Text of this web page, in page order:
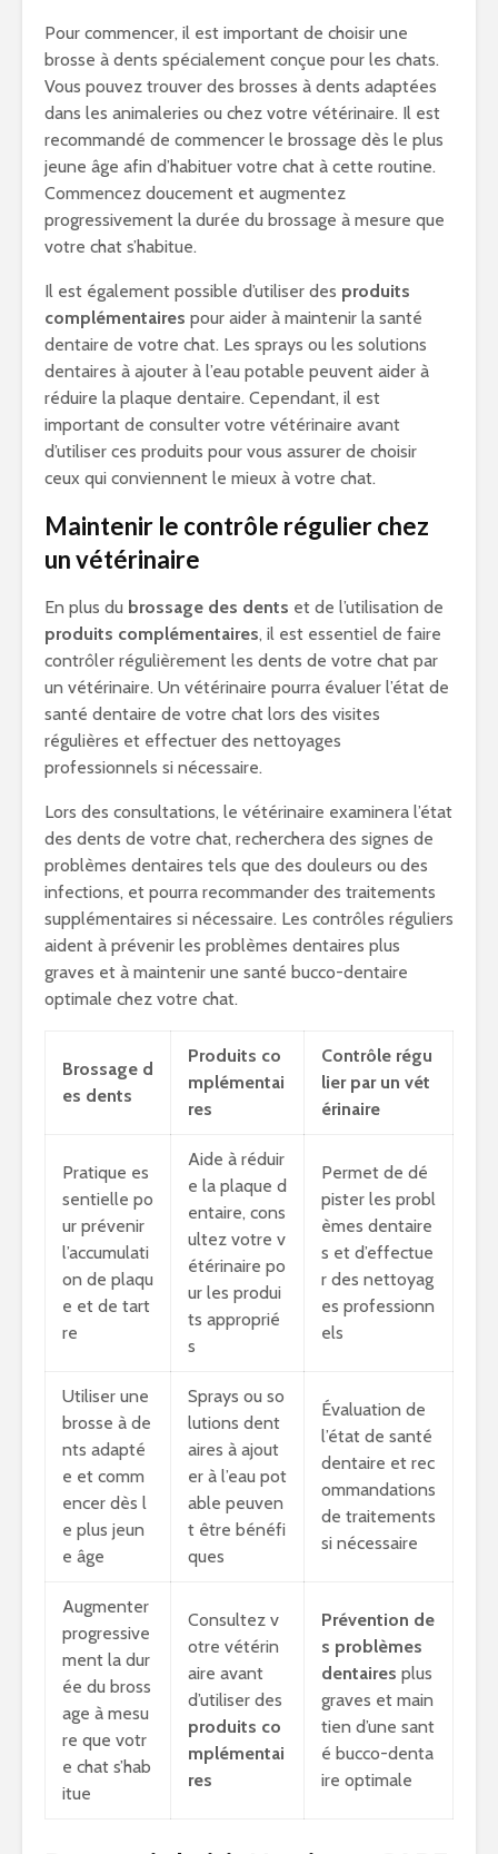
Pour commencer, il est important de choisir une
brosse à dents spécialement conçue pour les chats.
Vous pouvez trouver des brosses à dents adaptées
dans les animaleries ou chez votre vétérinaire. Il est
recommandé de commencer le brossage dès le plus
jeune âge afin d’habituer votre chat à cette routine.
Commencez doucement et augmentez
progressivement la durée du brossage à mesure que
votre chat s’habitue.
Il est également possible d’utiliser des produits
complémentaires pour aider à maintenir la santé
dentaire de votre chat. Les sprays ou les solutions
dentaires à ajouter à l’eau potable peuvent aider à
réduire la plaque dentaire. Cependant, il est
important de consulter votre vétérinaire avant
d’utiliser ces produits pour vous assurer de choisir
ceux qui conviennent le mieux à votre chat.
Maintenir le contrôle régulier chez
un vétérinaire
En plus du brossage des dents et de l’utilisation de
produits complémentaires, il est essentiel de faire
contrôler régulièrement les dents de votre chat par
un vétérinaire. Un vétérinaire pourra évaluer l’état de
santé dentaire de votre chat lors des visites
régulières et effectuer des nettoyages
professionnels si nécessaire.
Lors des consultations, le vétérinaire examinera l’état
des dents de votre chat, recherchera des signes de
problèmes dentaires tels que des douleurs ou des
infections, et pourra recommander des traitements
supplémentaires si nécessaire. Les contrôles réguliers
aident à prévenir les problèmes dentaires plus
graves et à maintenir une santé bucco-dentaire
optimale chez votre chat.
Brossage d
es dents
Produits co
mplémentai
res
Contrôle régu
lier par un vét
érinaire
Pratique es
sentielle po
ur prévenir
l’accumulati
on de plaqu
e et de tart
re
Aide à réduir
e la plaque d
entaire, cons
ultez votre v
étérinaire po
ur les produi
ts approprié
s
Permet de dé
pister les probl
èmes dentaire
s et d’effectue
r des nettoyag
es professionn
els
Utiliser une
brosse à de
nts adapté
e et comm
encer dès l
e plus jeun
e âge
Sprays ou so
lutions dent
aires à ajout
er à l’eau pot
able peuven
t être bénéfi
ques
Évaluation de
l’état de santé
dentaire et rec
ommandations
de traitements
si nécessaire
Augmenter
progressive
ment la dur
ée du bross
age à mesu
re que votr
e chat s’hab
itue
Consultez v
otre vétérin
aire avant
d’utiliser des
produits co
mplémentai
res
Prévention de
s problèmes
dentaires plus
graves et main
tien d’une sant
é bucco-denta
ire optimale